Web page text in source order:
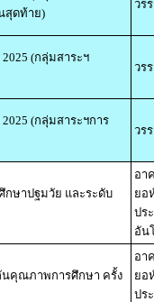
สุดท้าย)
วร
2025 (กลุ่มสาระฯ
วร
2025 (กลุ่มสาระฯการ
วร
กษาปฐมวัย และระดับ
อา
ยอ
ปร
อัน
คุณภาพการศึกษา ครั้ง
อา
ยอ
ปร